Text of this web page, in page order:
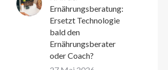
Ernährungsberatung:
Ersetzt Technologie
bald den
Ernährungsberater
oder Coach?